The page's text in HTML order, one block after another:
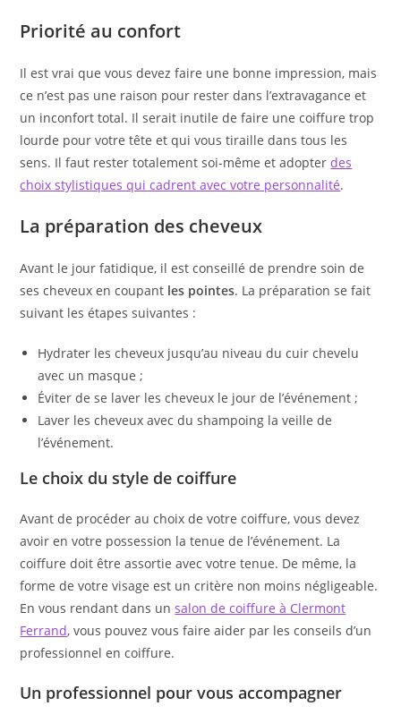
Priorité au confort
Il est vrai que vous devez faire une bonne impression, mais
ce n’est pas une raison pour rester dans l’extravagance et
un inconfort total. Il serait inutile de faire une coiffure trop
lourde pour votre tête et qui vous tiraille dans tous les
sens. Il faut rester totalement soi-même et adopterdes
choix stylistiques qui cadrent avec votre personnalité.
La préparation des cheveux
Avant le jour fatidique, il est conseillé de prendre soin de
ses cheveux en coupant les pointes. La préparation se fait
suivant les étapes suivantes :
Hydrater les cheveux jusqu’au niveau du cuir chevelu
avec un masque ;
Éviter de se laver les cheveux le jour de l’événement ;
Laver les cheveux avec du shampoing la veille de
l’événement.
Le choix du style de coiffure
Avant de procéder au choix de votre coiffure, vous devez
avoir en votre possession la tenue de l’événement. La
coiffure doit être assortie avec votre tenue. De même, la
forme de votre visage est un critère non moins négligeable.
En vous rendant dans unsalon de coiffure à Clermont
Ferrand, vous pouvez vous faire aider par les conseils d’un
professionnel en coiffure.
Un professionnel pour vous accompagner